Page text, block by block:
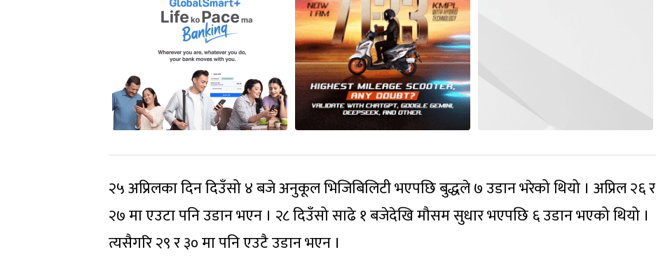
२५ अप्रिलका दिन दिउँसो ४ बजे अनुकूल भिजिबिलिटी भएपछि बुद्धले ७ उडान भरेको थियो । अप्रिल २६ र
२७ मा एउटा पनि उडान भएन । २८ दिउँसो साढे १ बजेदेखि मौसम सुधार भएपछि ६ उडान भएको थियो ।
त्यसैगरि २९ र ३० मा पनि एउटै उडान भएन ।